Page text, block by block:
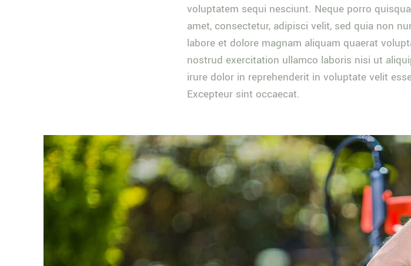
voluptatem sequi nesciunt. Neque porro
amet, consectetur, adipisci velit, sed quia non
labore et dolore magnam aliquam quaerat
nostrud exercitation ullamco laboris nisi ut
irure dolor in reprehenderit in voluptate velit
Excepteur sint occaecat.